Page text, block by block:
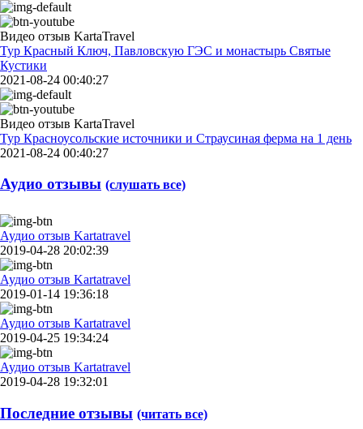
Видео отзыв KartaTravel
Тур Красный Ключ, Павловскую ГЭС и монастырь Святые
Кустики
2021-08-24 00:40:27
Видео отзыв KartaTravel
Тур Красноусольские источники и Страусиная ферма на 1 день
2021-08-24 00:40:27
Аудио отзывы (слушать все)
Аудио отзыв Kartatravel
2019-04-28 20:02:39
Аудио отзыв Kartatravel
2019-01-14 19:36:18
Аудио отзыв Kartatravel
2019-04-25 19:34:24
Аудио отзыв Kartatravel
2019-04-28 19:32:01
Последние отзывы (читать все)